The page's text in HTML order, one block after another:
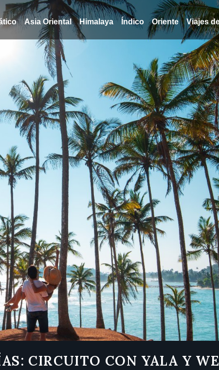
CIRCUITO CON YALA Y
Asia Oriental Himalaya Índico Oriente Viajes